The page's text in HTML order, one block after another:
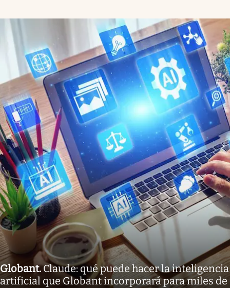
Globant.Claude: qué puede hacer la inteligencia
artificial que Globant incorporará para miles de